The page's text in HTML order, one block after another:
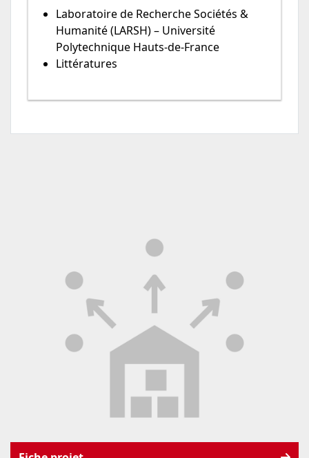
Laboratoire de Recherche Sociétés &
Humanité (LARSH) – Université
Polytechnique Hauts-de-France
Littératures